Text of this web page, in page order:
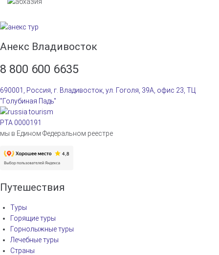
Анекс Владивосток
8 800 600 6635
690001, Россия, г. Владивосток, ул. Гоголя, 39А, офис 23, ТЦ
"Голубиная Падь"
РТА 0000191
мы в Едином Федеральном реестре
Путешествия
Туры
Горящие туры
Горнолыжные туры
Лечебные туры
Страны